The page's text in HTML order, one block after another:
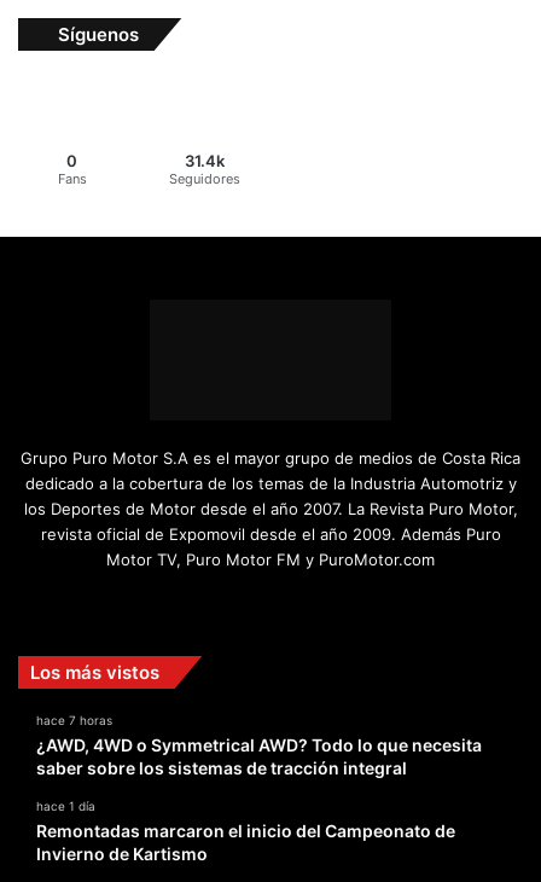
Síguenos
0
Fans
31.4k
Seguidores
Grupo Puro Motor S.A es el mayor grupo de medios de Costa Rica
dedicado a la cobertura de los temas de la Industria Automotriz y
los Deportes de Motor desde el año 2007. La Revista Puro Motor,
revista oficial de Expomovil desde el año 2009. Además Puro
Motor TV, Puro Motor FM y PuroMotor.com
Los más vistos
hace 7 horas
¿AWD, 4WD o Symmetrical AWD? Todo lo que necesita
saber sobre los sistemas de tracción integral
hace 1 día
Remontadas marcaron el inicio del Campeonato de
Invierno de Kartismo